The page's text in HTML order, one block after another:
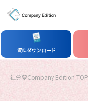
資料ダウンロード
社労夢Company Edition TOP